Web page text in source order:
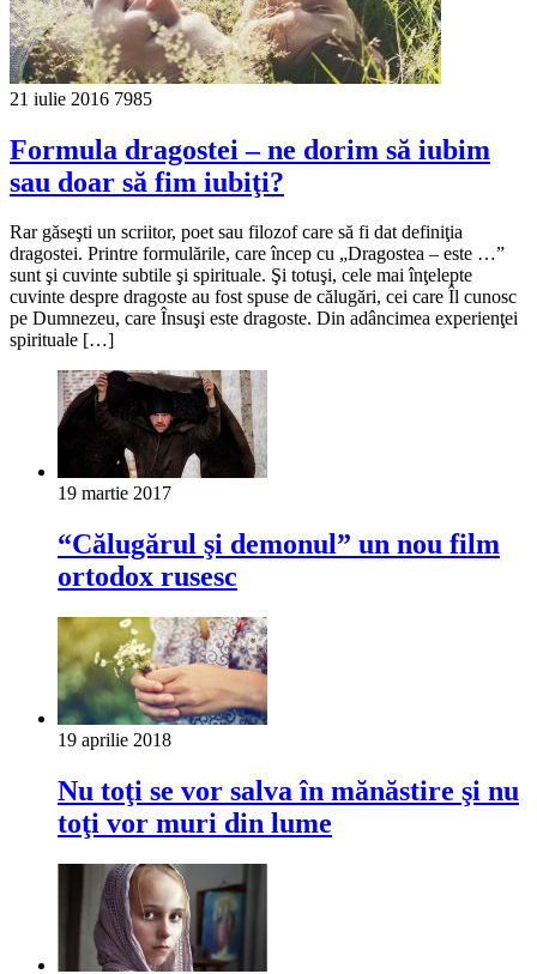
21 iulie 2016 7985
Formula dragostei – ne dorim să iubim
sau doar să fim iubiţi?
Rar găseşti un scriitor, poet sau filozof care să fi dat definiţia
dragostei. Printre formulările, care încep cu „Dragostea – este …”
sunt şi cuvinte subtile şi spirituale. Şi totuşi, cele mai înţelepte
cuvinte despre dragoste au fost spuse de călugări, cei care Îl cunosc
pe Dumnezeu, care Însuşi este dragoste. Din adâncimea experienţei
spirituale […]
19 martie 2017
“Călugărul şi demonul” un nou film
ortodox rusesc
19 aprilie 2018
Nu toţi se vor salva în mănăstire şi nu
toţi vor muri din lume